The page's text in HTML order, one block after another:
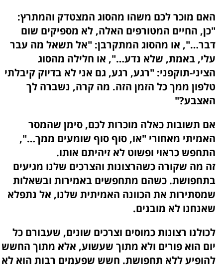
האם מוכר לכם משהו מהסוג המצטדק והמתרץ:
"כן, החיים המטורפים האלה, לא מספיקים שום
דבר…", או מהסוג המתקרבן: "אל תשאל מה עבר
עלי, באמת, שלא נדע…", או חלילה מהסוג
הציני-תוקפני: "רגע, רגע, גם אני לא בדיוק קיבלתי
טלפון ממך כל הזמן הזה. מה קרה, נשברה לך
האצבע?"
אם תשובות כאלה מוכרות לכם, סימן שהמסר
האמיתי מאחורי "או, סוף סוף שומעים ממך…",
התחפש כראוי ופשוט לא זיהיתם אותו.
זה מה שקורה כשהרצונות והצרכים שלנו מגיעים
בתחפושת. כשהם מתחפשים באמירות ובשאלות
שמסתירות את הכוונה האמיתית שלנו, אל נתפלא
שאנחנו לא מובנים.
לכולנו רצונות כמוסים וצרכים שונים, שעבורם כל
יום הוא פורים ולא מתוך שעשוע, אלא מתוך החשש
להופיע ללא תחפושת. חשש שפעמים רבות הוא לא